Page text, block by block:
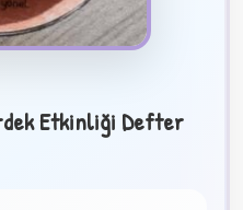
Etkinliği Defter